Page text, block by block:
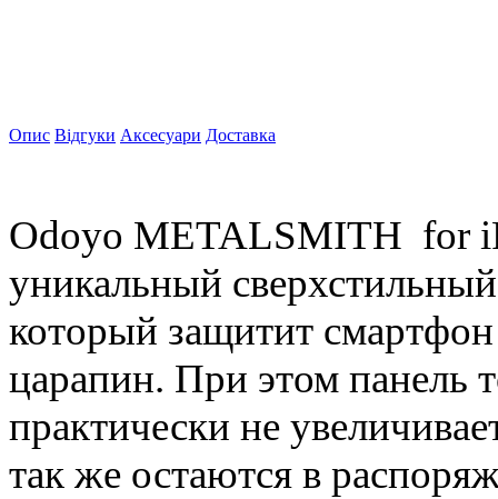
Опис Відгуки Аксесуари Доставка
Odoyo METALSMITH for
уникальный
который защитит
царапин. При этом панель
практически не
так же остаются в